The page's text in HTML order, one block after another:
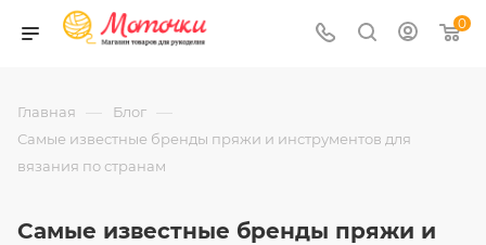
0
Главная — Блог —
Самые известные бренды пряжи и инструментов для
вязания по странам
Самые известные бренды пряжи и